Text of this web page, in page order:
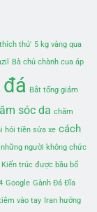
thú' 5 kg vàng qua
Bà chủ chành cua áp
Bắt tổng giám
sóc da chăm
hỏi tiền sửa xe cách
người không chức
trúc được bầu bổ
Google Gành Đá Đĩa
vào tay Iran hướng